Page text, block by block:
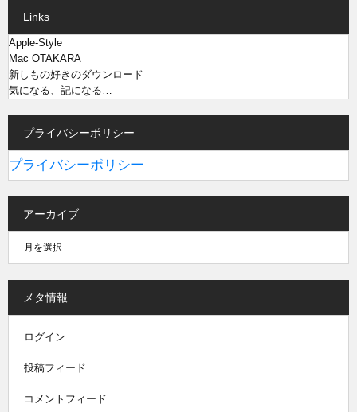
Links
Apple-Style
Mac OTAKARA
新しもの好きのダウンロード
気になる、記になる…
プライバシーポリシー
プライバシーポリシー
アーカイブ
メタ情報
ログイン
投稿フィード
コメントフィード